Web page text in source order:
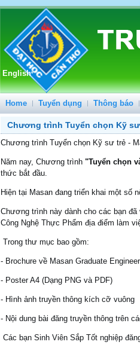
English
Home Tuyển dụng Thông báo
Chương trình Tuyển chọn Kỹ
Chương trình Tuyển chọn Kỹ sư trẻ -
Năm nay, Chương trình "Tuyển chọn
thức bắt đầu.
Hiện tại Masan đang triển khai một số
Chương trình này dành cho các bạn
Công Nghệ Thực Phẩm địa điểm làm
Trong thư mục bao gồm:
- Brochure về Masan Graduate
- Poster A4 (Dạng PNG và PDF)
- Hình ảnh truyền thông kích cỡ vuông
- Nội dung bài đăng truyền thông trên
Các bạn Sinh Viên Sắp Tốt nghiệp